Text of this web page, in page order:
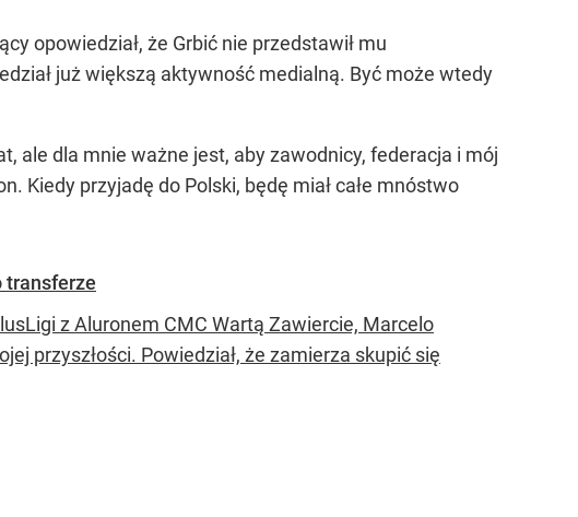
opowiedział, że Grbić nie przedstawił mu
już większą aktywność medialną. Być może wtedy
ale dla mnie ważne jest, aby zawodnicy, federacja i mój
Kiedy przyjadę do Polski, będę miał całe mnóstwo
transferze
z Aluronem CMC Wartą Zawiercie, Marcelo
przyszłości. Powiedział, że zamierza skupić się